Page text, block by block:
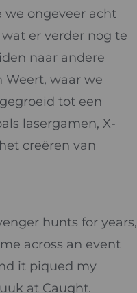
we ongeveer acht
er verder nog te
naar andere
waar we
tot een
lasergamen, X-
creëren van
hunts for years,
across an event
it piqued my
at Caught.